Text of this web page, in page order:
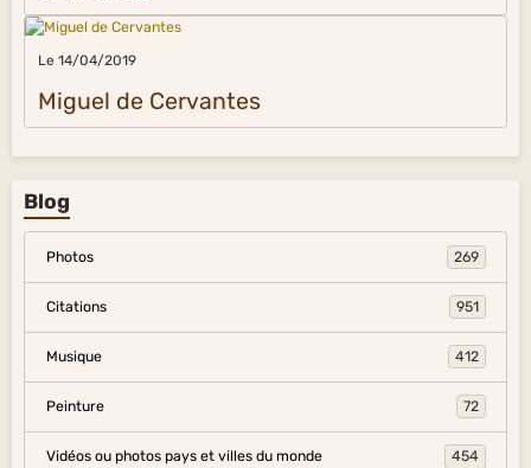
Le 14/04/2019
Miguel de Cervantes
Blog
Photos 269
Citations 951
Musique 412
Peinture 72
Vidéos ou photos pays et villes du monde 454